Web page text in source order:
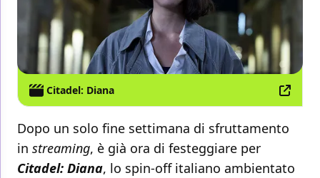
Citadel: Diana
Dopo un solo fine settimana di sfruttamento
in streaming, è già ora di festeggiare per
Citadel: Diana, lo spin-off italiano ambientato